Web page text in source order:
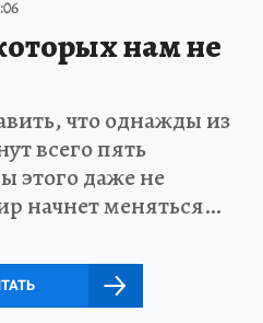
нам не
что однажды из
всего пять
этого даже не
начнет меняться…